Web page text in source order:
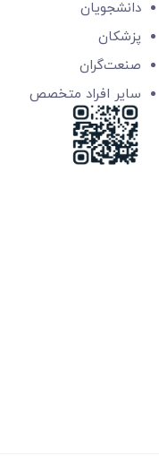
دانشجویان
پزشکان
صنعت‌گران
سایر افراد متخصص